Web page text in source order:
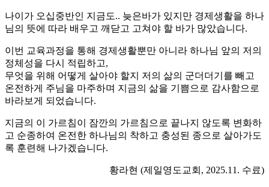
나이가 오십중반인 지금도.. 늦은바가 있지만 경제생활을 하나
님의 뜻에 따라 배우고 깨닫고 고쳐야 할 바가 많았습니다.
이번 교육과정을 통해 경제생활뿐만 아니라 하나님 앞의 저의
정체성을 다시 적립하고,
무엇을 위해 어떻게 살아야 할지 저의 삶의 군더더기를 빼고
온전하게 주님을 마주하며 지금의 삶을 기쁨으로 감사함으로
바라보게 되었습니다.
지금의 이 가르침이 잠깐의 가르침으로 끝나지 않도록 변화하
고 순종하여 온전한 하나님의 착하고 충성된 종으로 살아가도
록 훈련해 나가겠습니다.
황라현 (제일영도교회, 2025.11. 수료)